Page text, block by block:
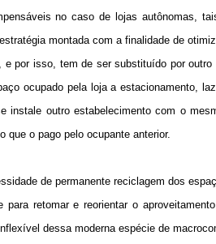
no caso de lojas autônomas,
montada com a finalidade de
por isso, tem de ser substituído por
ocupado pela loja a estacionamento,
instale outro estabelecimento com o
que o pago pelo ocupante anterior.
de permanente reciclagem dos
retomar e reorientar o
dessa moderna espécie de